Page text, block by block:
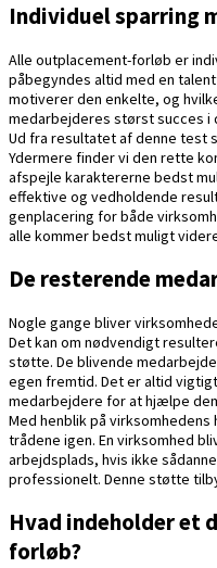
Individuel sparring
Alle outplacement-forløb er
påbegyndes altid med en
motiverer den enkelte, og
medarbejderes størst succes i
Ud fra resultatet af denne
Ydermere finder vi den rette
afspejle karaktererne bedst
effektive og vedholdende
genplacering for både
alle kommer bedst muligt
De resterende
Nogle gange bliver
Det kan om nødvendigt
støtte. De blivende
egen fremtid. Det er altid
medarbejdere for at hjælpe
Med henblik på
trådene igen. En virksomhed
arbejdsplads, hvis ikke
professionelt. Denne støtte
Hvad indeholder et
forløb?